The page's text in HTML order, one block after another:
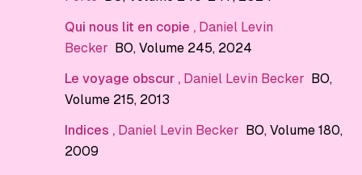
Qui nous lit en copie , Daniel Levin
Becker BO, Volume 245, 2024
Le voyage obscur , Daniel Levin Becker BO,
Volume 215, 2013
Indices , Daniel Levin Becker BO, Volume 180,
2009